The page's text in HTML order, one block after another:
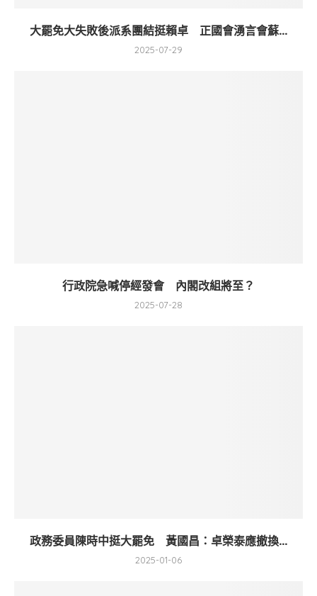
大罷免大失敗後派系團結挺賴卓 正國會湧言會蘇...
2025-07-29
行政院急喊停經發會 內閣改組將至？
2025-07-28
政務委員陳時中挺大罷免 黃國昌：卓榮泰應撤換...
2025-01-06